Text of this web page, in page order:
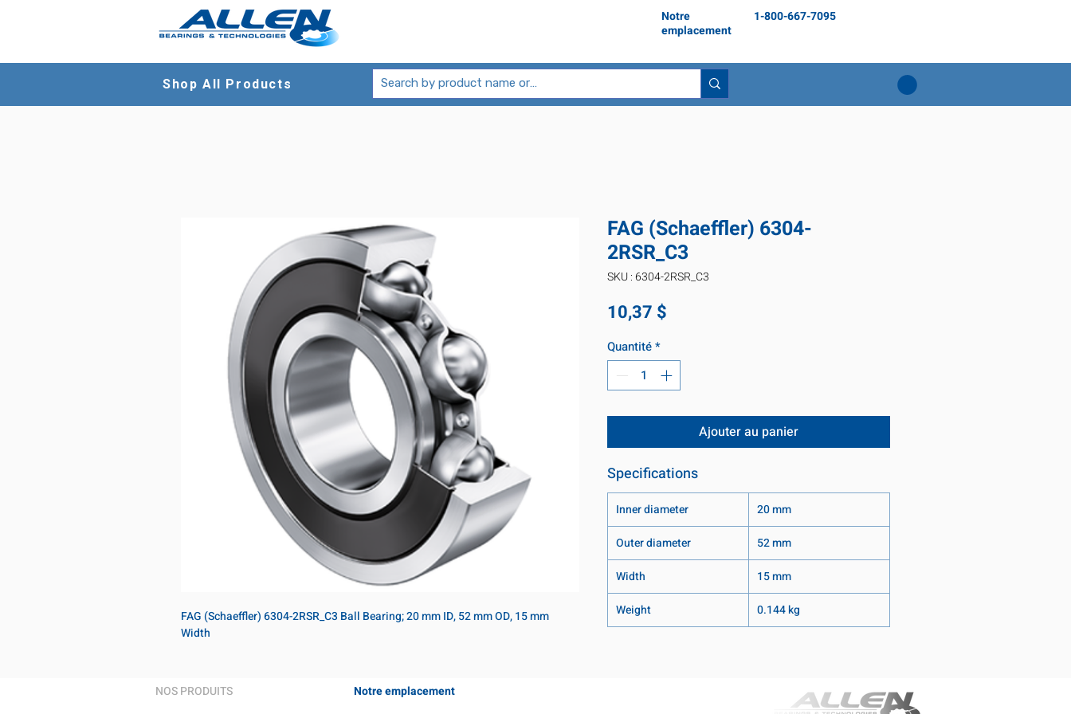
Notre
emplacement
1-800-667-7095
Shop All Products
FAG (Schaeffler) 6304-2RSR_C3 Ball Bearing; 20 mm ID, 52 mm OD, 15 mm
Width
FAG (Schaeffler) 6304-
2RSR_C3
SKU : 6304-2RSR_C3
10,37 $
Quantité*
Ajouter au panier
Specifications
Inner diameter
20 mm
Outer diameter
52 mm
Width
15 mm
Weight
0.144 kg
NOS PRODUITS Notre emplacement